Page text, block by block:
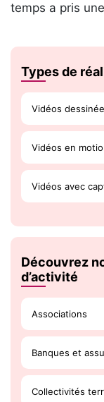
temps a pris
Types de
Vidéos
Vidéos en
Vidéos avec
Découvrez
d’activité
Associations
Banques et
Collectivités